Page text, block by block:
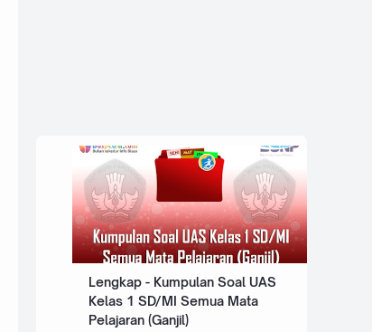
Lengkap - Kumpulan Soal UAS
Kelas 1 SD/MI Semua Mata
Pelajaran (Ganjil)